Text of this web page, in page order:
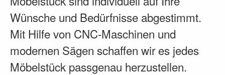
Wünsche und Bedürfnisse abgestimmt.
Mit Hilfe von CNC-Maschinen und
modernen Sägen schaffen wir es jedes
Möbelstück passgenau herzustellen.